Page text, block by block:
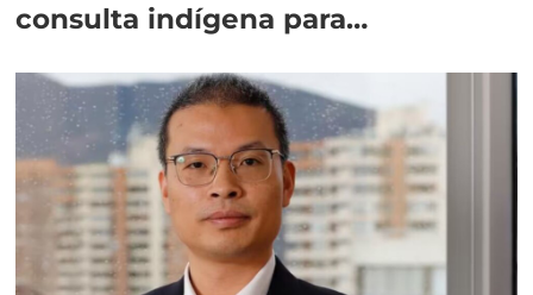
consulta indígena para